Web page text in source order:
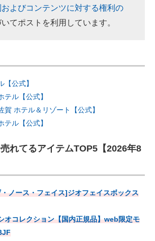
よびコンテンツに対する権利の
いてポストを利用しています。
【公式】
テル【公式】
賀 ホテル＆リゾート【公式】
テル【公式】
れてるアイテムTOP5【2026年8
ノース・フェイス]ジオフェイスボックス
オコレクション【国内正規品】web限定モ